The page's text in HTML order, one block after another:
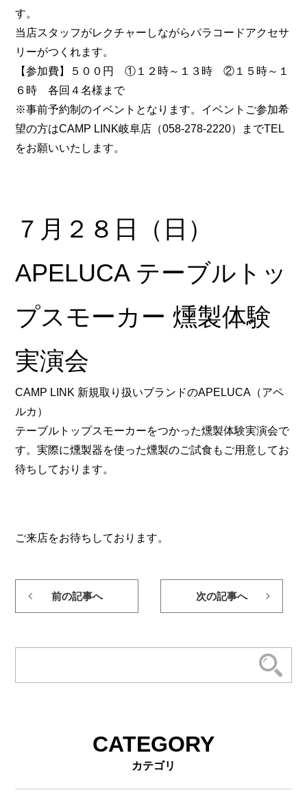
す。
当店スタッフがレクチャーしながらパラコードアクセサ
リーがつくれます。
【参加費】５００円 ①１２時～１３時 ②１５時～１
６時 各回４名様まで
※事前予約制のイベントとなります。イベントご参加希
望の方はCAMP LINK岐阜店（058-278-2220）までTEL
をお願いいたします。
７月２８日（日）
APELUCA テーブルトッ
プスモーカー 燻製体験
実演会
CAMP LINK 新規取り扱いブランドのAPELUCA（アペ
ルカ）
テーブルトップスモーカーをつかった燻製体験実演会で
す。実際に燻製器を使った燻製のご試食もご用意してお
待ちしております。
ご来店をお待ちしております。
前の記事へ 次の記事へ
CATEGORY
カテゴリ